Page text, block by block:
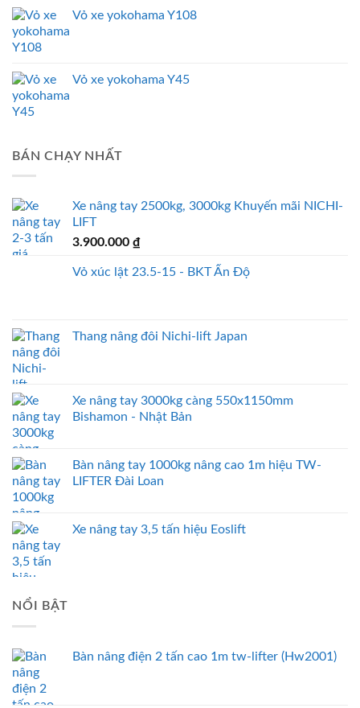
Vỏ xe yokohama Y108
Vỏ xe yokohama Y45
BÁN CHẠY NHẤT
Xe nâng tay 2500kg, 3000kg Khuyến mãi NICHI-
LIFT
3.900.000 ₫
Vỏ xúc lật 23.5-15 - BKT Ấn Độ
Thang nâng đôi Nichi-lift Japan
Xe nâng tay 3000kg càng 550x1150mm
Bishamon - Nhật Bản
Bàn nâng tay 1000kg nâng cao 1m hiệu TW-
LIFTER Đài Loan
Xe nâng tay 3,5 tấn hiệu Eoslift
NỔI BẬT
Bàn nâng điện 2 tấn cao 1m tw-lifter (Hw2001)